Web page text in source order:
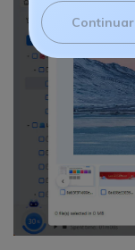
Continuar